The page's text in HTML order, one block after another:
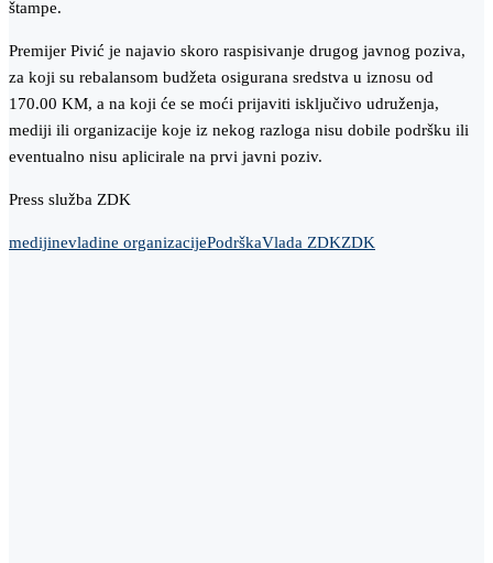
štampe.
Premijer Pivić je najavio skoro raspisivanje drugog javnog poziva,
za koji su rebalansom budžeta osigurana sredstva u iznosu od
170.00 KM, a na koji će se moći prijaviti isključivo udruženja,
mediji ili organizacije koje iz nekog razloga nisu dobile podršku ili
eventualno nisu aplicirale na prvi javni poziv.
Press služba ZDK
medijinevladine organizacijePodrškaVlada ZDKZDK